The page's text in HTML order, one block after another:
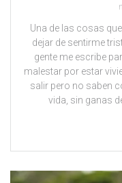
Una de las cosas
dejar de sentirme
gente me escribe
malestar por estar
salir pero no saben
vida, sin ganas